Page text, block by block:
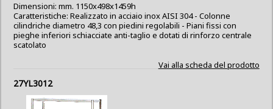
Dimensioni: mm. 1150x498x1459h
Caratteristiche: Realizzato in acciaio inox AISI 304 - Colonne
cilindriche diametro 48,3 con piedini regolabili - Piani fissi con
pieghe inferiori schiacciate anti-taglio e dotati di rinforzo centrale
scatolato
Vai alla scheda del prodotto
27YL3012